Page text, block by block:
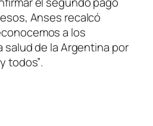
Anses recalcó
a los
salud de la Argentina por
todos”.